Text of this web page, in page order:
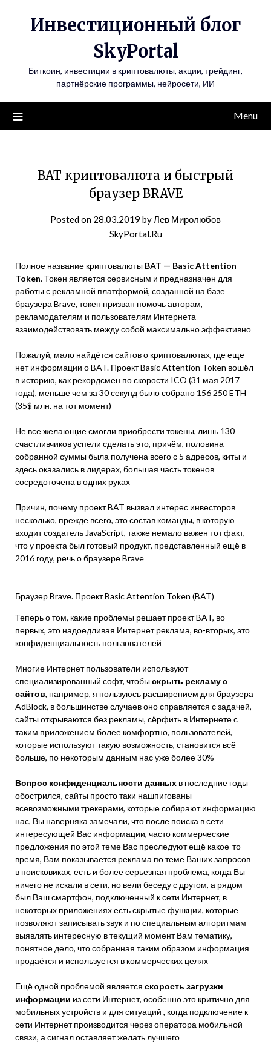
Инвестиционный блог
SkyPortal
Биткоин, инвестиции в криптовалюты, акции, трейдинг,
партнёрские программы, нейросети, ИИ
Menu
BAT криптовалюта и быстрый
браузер BRAVE
Posted on 28.03.2019 byЛев Миролюбов
SkyPortal.Ru
Полное название криптовалюты BAT — Basic Attention
Token. Токен является сервисным и предназначен для
работы с рекламной платформой, созданной на базе
браузера Brave, токен призван помочь авторам,
рекламодателям и пользователям Интернета
взаимодействовать между собой максимально эффективно
Пожалуй, мало найдётся сайтов о криптовалютах, где еще
нет информации о BAT. Проект Basic Attention Token вошёл
в историю, как рекордсмен по скорости ICO (31 мая 2017
года), меньше чем за 30 секунд было собрано 156 250 ETH
(35$ млн. на тот момент)
Не все желающие смогли приобрести токены, лишь 130
счастливчиков успели сделать это, причём, половина
собранной суммы была получена всего с 5 адресов, киты и
здесь оказались в лидерах, большая часть токенов
сосредоточена в одних руках
Причин, почему проект BAT вызвал интерес инвесторов
несколько, прежде всего, это состав команды, в которую
входит создатель JavaScript, также немало важен тот факт,
что у проекта был готовый продукт, представленный ещё в
2016 году, речь о браузере Brave
Браузер Brave. Проект Basic Attention Token (BAT)
Теперь о том, какие проблемы решает проект BAT, во-
первых, это надоедливая Интернет реклама, во-вторых, это
конфиденциальность пользователей
Многие Интернет пользователи используют
специализированный софт, чтобыскрыть рекламу с
сайтов, например, я пользуюсь расширением для браузера
AdBlock, в большинстве случаев оно справляется с задачей,
сайты открываются без рекламы, сёрфить в Интернете с
таким приложением более комфортно, пользователей,
которые используют такую возможность, становится всё
больше, по некоторым данным нас уже более 30%
Вопрос конфиденциальности данных в последние годы
обострился, сайты просто таки нашпигованы
всевозможными трекерами, которые собирают информацию
нас, Вы наверняка замечали, что после поиска в сети
интересующей Вас информации, часто коммерческие
предложения по этой теме Вас преследуют ещё какое-то
время, Вам показывается реклама по теме Ваших запросов
в поисковиках, есть и более серьезная проблема, когда Вы
ничего не искали в сети, но вели беседу с другом, а рядом
был Ваш смартфон, подключенный к сети Интернет, в
некоторых приложениях есть скрытые функции, которые
позволяют записывать звук и по специальным алгоритмам
выявлять интересную в текущий момент Вам тематику,
понятное дело, что собранная таким образом информация
продаётся и используется в коммерческих целях
Ещё одной проблемой является скорость загрузки
информации из сети Интернет, особенно это критично для
мобильных устройств и для ситуаций , когда подключение к
сети Интернет производится через оператора мобильной
связи, а сигнал оставляет желать лучшего